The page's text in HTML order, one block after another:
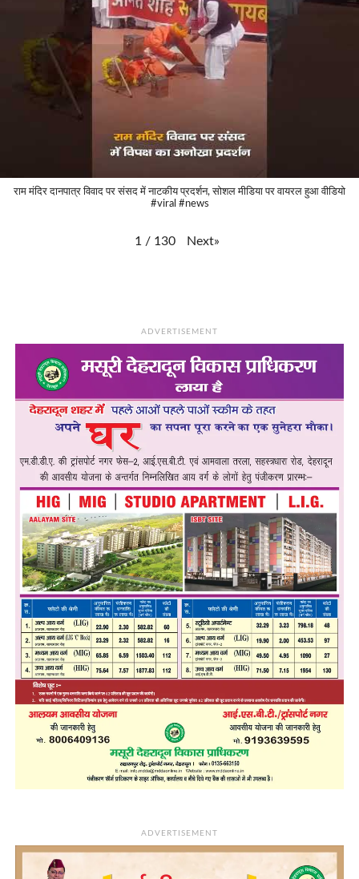
राम मंदिर दानपात्र विवाद पर संसद में नाटकीय प्रदर्शन, सोशल मीडिया पर वायरल हुआ वीडियो
#viral #news
1 / 130 Next»
ADVERTISEMENT
ADVERTISEMENT